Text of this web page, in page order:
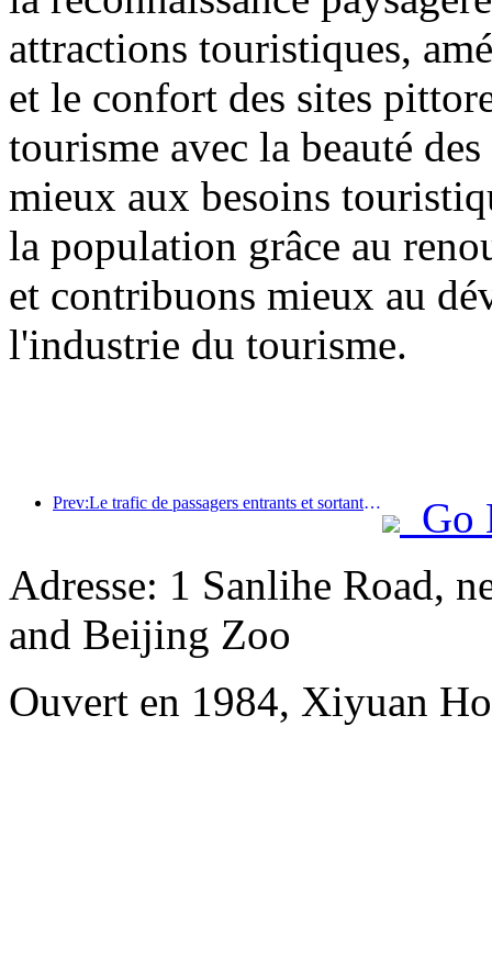
attractions touristiques,
et le confort des sites
tourisme avec la beauté
mieux aux besoins
la population grâce au
et contribuons mieux au
l'industrie du tourisme.
Prev:Le trafic de passagers entrants et sortants de l'aéroport de Shenzhen augmente pendant les vacances d'été, et de nombreuses compagnies aériennes étrangères augmentent leurs liaisons vers la Chine
Go
Adresse: 1 Sanlihe Road,
and Beijing Zoo
Ouvert en 1984, Xiyuan